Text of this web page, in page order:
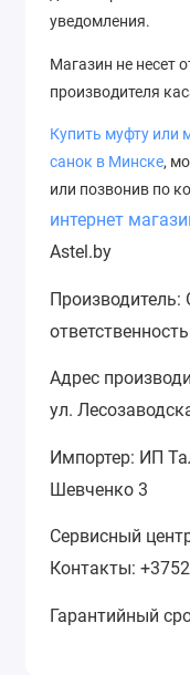
уведомления.
Магазин не несет
производителя
Купить муфту или
санок в Минске,
или позвонив по
интернет
Astel.by
Производитель:
Адрес
ул.
Импортер: ИП
Шевченко 3
Сервисный
Контакты:
Гарантийный